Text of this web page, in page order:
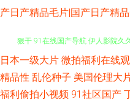
产日产精品毛片|国产日产精
91白浆 久久网站欧美 后入大雷黑
狠干 91在线国产导航 伊人影院久
日本一级大片 微拍福利在线
精品性 乱伦种子 美国伦理大
福利偷拍小视频 91社区国产